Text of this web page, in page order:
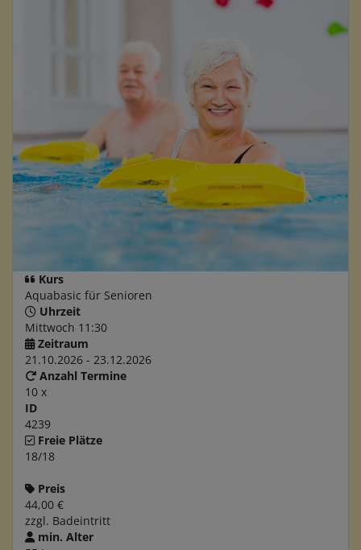
Kurs
Aquabasic für Senioren
Uhrzeit
Mittwoch 11:30
Zeitraum
21.10.2026 - 23.12.2026
Anzahl Termine
10 x
ID
4239
Freie Plätze
18/18
Preis
44,00 €
zzgl. Badeintritt
min. Alter